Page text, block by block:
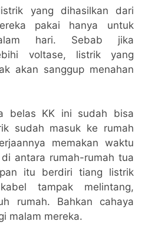
yang dihasilkan dari
pakai hanya untuk
hari. Sebab jika
voltase, listrik yang
akan sanggup menahan
belas KK ini sudah bisa
sudah masuk ke rumah
memakan waktu
antara rumah-rumah tua
itu berdiri tiang listrik
tampak melintang,
rumah. Bahkan cahaya
malam mereka.